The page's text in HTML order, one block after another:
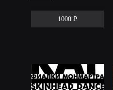
1000 ₽